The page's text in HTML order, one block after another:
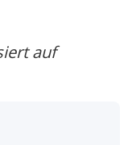
auf